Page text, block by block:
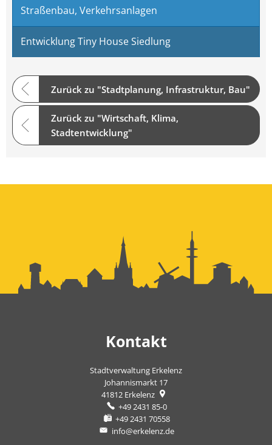
Straßenbau, Verkehrsanlagen
Entwicklung Tiny House Siedlung
Zurück zu "Stadtplanung, Infrastruktur, Bau"
Zurück zu "Wirtschaft, Klima,
Stadtentwicklung"
Kontakt
Stadtverwaltung Erkelenz
Johannismarkt 17
41812 Erkelenz
+49 2431 85-0
+49 2431 70558
info@erkelenz.de